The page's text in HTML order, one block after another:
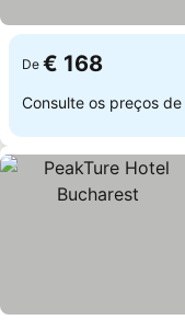
De € 168
Consulte os preços de